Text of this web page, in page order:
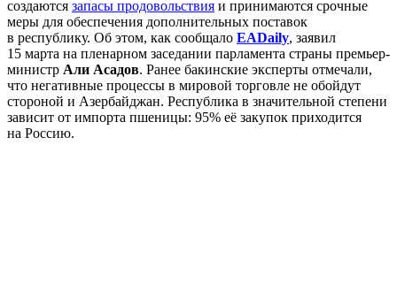
создаются запасы продовольствия и принимаются срочные
меры для обеспечения дополнительных поставок
в республику. Об этом, как сообщало EADaily, заявил
15 марта на пленарном заседании парламента страны премьер-
министр Али Асадов. Ранее бакинские эксперты отмечали,
что негативные процессы в мировой торговле не обойдут
стороной и Азербайджан. Республика в значительной степени
зависит от импорта пшеницы: 95% еë закупок приходится
на Россию.